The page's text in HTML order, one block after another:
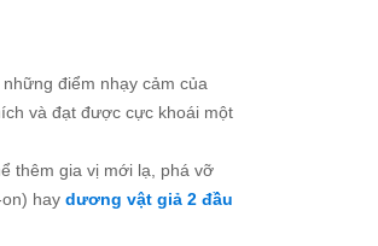
điểm nhạy cảm của
và đạt được cực khoái một
thêm gia vị mới lạ, phá vỡ
hay dương vật giả 2 đầu